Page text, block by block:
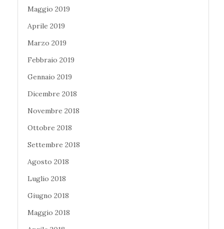
Maggio 2019
Aprile 2019
Marzo 2019
Febbraio 2019
Gennaio 2019
Dicembre 2018
Novembre 2018
Ottobre 2018
Settembre 2018
Agosto 2018
Luglio 2018
Giugno 2018
Maggio 2018